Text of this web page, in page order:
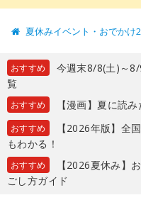
夏休みイベント・おでかけ
おすすめ
今週末8/8(土)～
覧
おすすめ 【漫画】夏に読
おすすめ
【2026年版】全
もわかる！
おすすめ
【2026夏休み】
ごし方ガイド